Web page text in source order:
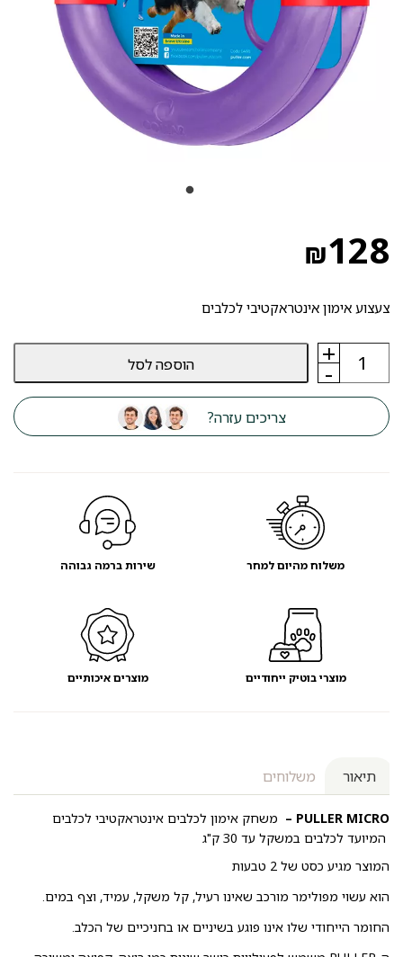
₪128
צעצוע אימון אינטראקטיבי לכלבים
-
כמות
פולר
PULLER
טבעות
מידי
+ הוספה לסל
צריכים עזרה?
תיאור משלוחים
PULLER MICRO – משחק אימון לכלבים אינטראקטיבי לכלבים
המיועד לכלבים במשקל עד 30 ק"ג
המוצר מגיע כסט של 2 טבעות
הוא עשוי מפולימר מורכב שאינו רעיל, קל משקל, עמיד, וצף במים.
החומר הייחודי שלו אינו פוגע בשיניים או בחניכיים של הכלב.
משלוח מהיום למחר שירות ברמה גבוהה
מוצרי בוטיק ייחודיים מוצרים איכותיים